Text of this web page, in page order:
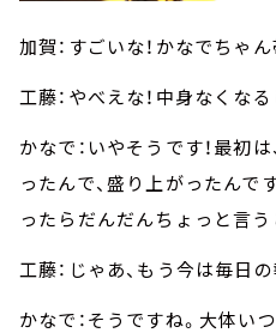
加賀：すごいな！かなでちゃ
工藤：やべえな！中身なくなる
かなで：いやそうです！最初
ったんで、盛り上がったんで
ったらだんだんちょっと言
工藤：じゃあ、もう今は毎日
かなで：そうですね。大体い